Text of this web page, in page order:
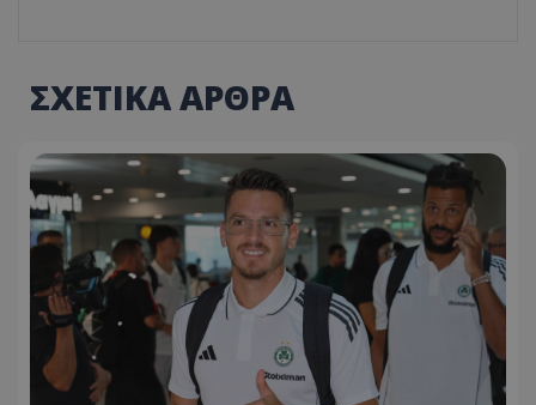
ΣΧΕΤΙΚΑ ΑΡΘΡΑ